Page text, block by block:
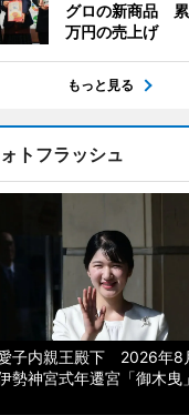
グロの新商品
万円の売上げ
もっと見る
トフラッシュ
子内親王殿下 2026年8
勢神宮式年遷宮「御木曳